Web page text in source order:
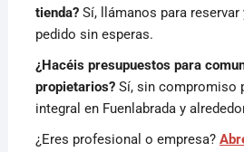
tienda?Sí, llámanos para reservar
pedido sin esperas.
¿Hacéis presupuestos para
propietarios?Sí, sin compromiso
integral en Fuenlabrada y
¿Eres profesional o empresa?